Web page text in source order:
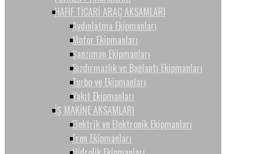
HAFİF TİCARİ ARAÇ AKSAMLARI
Aydınlatma Ekipmanları
Motor Ekipmanları
Şanzıman Ekipmanları
Sızdırmazlık ve Bağlantı Ekipmanları
Turbo ve Ekipmanları
Yakıt Ekipmanları
İŞ MAKİNE AKSAMLARI
Elektrik ve Elektronik Ekipmanları
Fren Ekipmanları